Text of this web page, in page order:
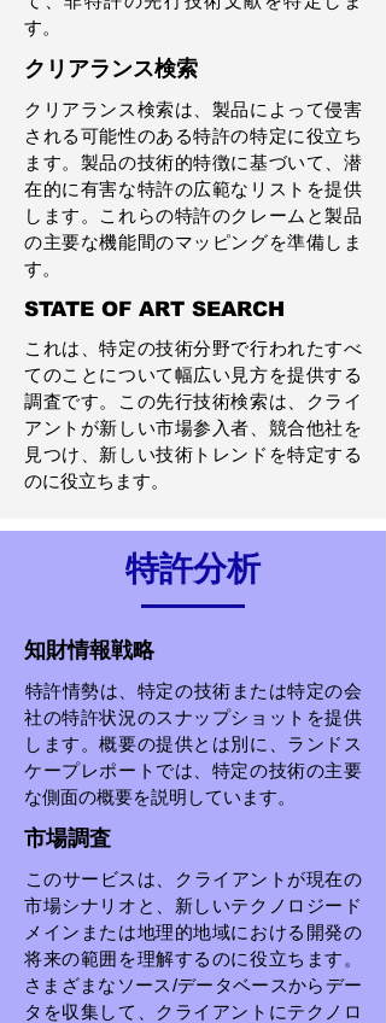
す。
クリアランス検索​
クリアランス検索は、製品によって侵害
される可能性のある特許の特定に役立ち
ます。製品の技術的特徴に基づいて、潜
在的に有害な特許の広範なリストを提供
します。これらの特許のクレームと製品
の主要な機能間のマッピングを準備しま
す。​
STATE OF ART SEARCH
これは、特定の技術分野で行われたすべ
てのことについて幅広い見方を提供する
調査です。この先行技術検索は、クライ
アントが新しい市場参入者、競合他社を
見つけ、新しい技術トレンドを特定する
のに役立ちます。
特許分析
知財情報戦略
特許情勢は、特定の技術または特定の会
社の特許状況のスナップショットを提供
します。概要の提供とは別に、ランドス
ケープレポートでは、特定の技術の主要
な側面の概要を説明しています。
市場調査
このサービスは、クライアントが現在の
市場シナリオと、新しいテクノロジード
メインまたは地理的地域における開発の
将来の範囲を理解するのに役立ちます。
さまざまなソース/データベースからデー
タを収集して、クライアントにテクノロ